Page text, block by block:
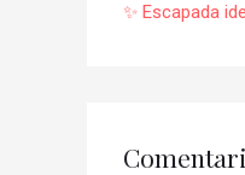
✨ Escapada